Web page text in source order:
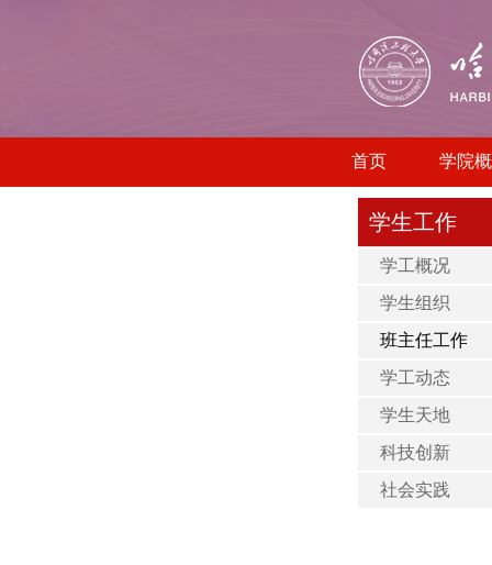
首页 学院
学生工作
学工概况
学生组织
班主任工作
学工动态
学生天地
科技创新
社会实践